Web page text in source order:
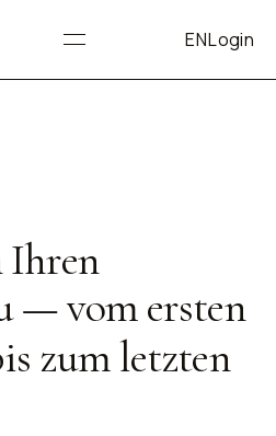
ENLogin
Ihren
—vom ersten
zum letzten